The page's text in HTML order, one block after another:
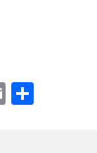
EmailShare